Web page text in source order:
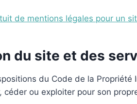
de mentions légales pour un
du site et des
du Code de la
ou exploiter pour son